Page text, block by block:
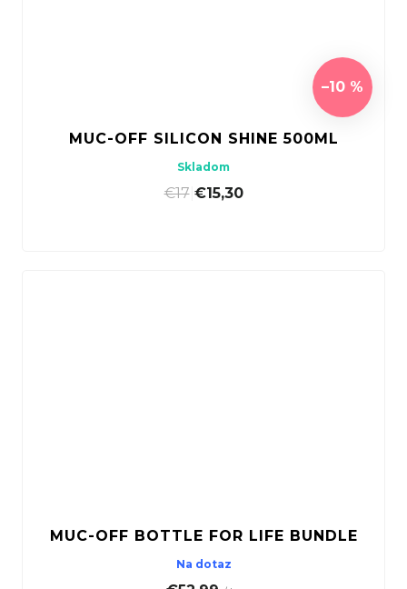
–10 %
MUC-OFF SILICON SHINE 500ML
Skladom
€17| €15,30
MUC-OFF BOTTLE FOR LIFE BUNDLE
Na dotaz